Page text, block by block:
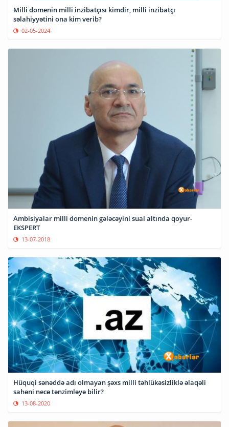
Milli domenin milli inzibatçısı kimdir, milli inzibatçı
səlahiyyətini ona kim verib?
02-05-2024
Ambisiyalar milli domenin gələcəyini sual altında qoyur-
EKSPERT
13-07-2018
Hüquqi sənəddə adı olmayan şəxs milli təhlükəsizliklə əlaqəli
sahəni necə tənzimləyə bilir?
13-08-2020